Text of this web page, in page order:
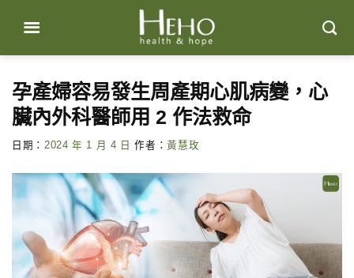
content
孕產婦容易發生周產期心肌病變，心
臟內外科醫師用 2 作法救命
日期： 2024 年 1 月 4 日 作者：黃慧玫